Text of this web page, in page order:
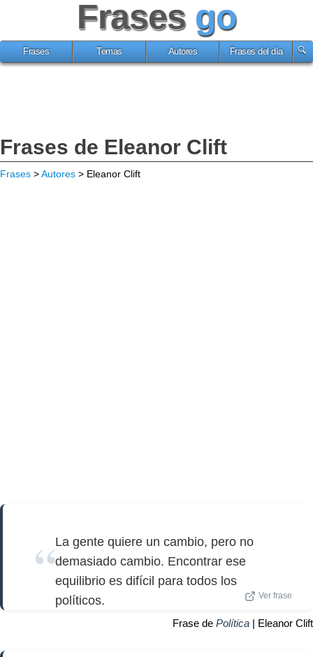
Frases go
Frases Temas Autores Frases del día
Frases de Eleanor Clift
Frases >Autores > Eleanor Clift
La gente quiere un cambio, pero no
demasiado cambio. Encontrar ese
equilibrio es difícil para todos los
políticos.
Ver frase
Frase de Política | Eleanor Clift